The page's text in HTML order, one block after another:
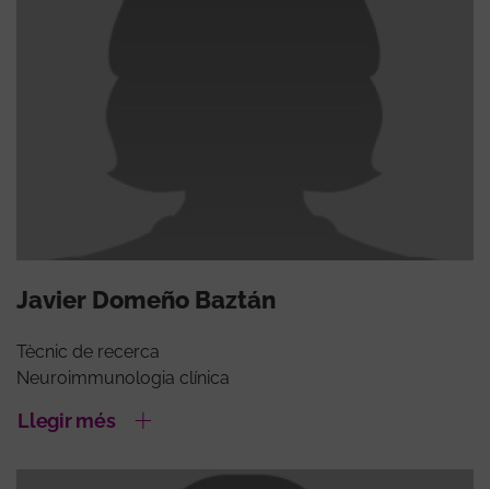
Javier Domeño Baztán
Tècnic de recerca
Neuroimmunologia clínica
Llegir més